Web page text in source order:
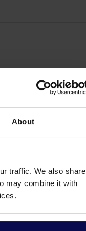
About
traffic. We also share
may combine it with